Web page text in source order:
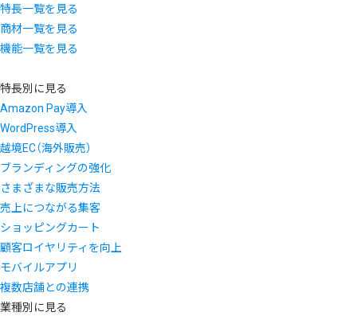
特長一覧を見る
商材一覧を見る
機能一覧を見る
特長別に見る
Amazon Pay導入
WordPress導入
越境EC（海外販売）
ブランディングの強化
さまざまな販売方法
売上につながる集客
ショッピングカート
顧客ロイヤリティを向上
モバイルアプリ
複数店舗との連携
業種別に見る